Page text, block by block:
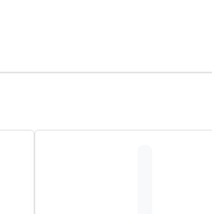
werd speciaal